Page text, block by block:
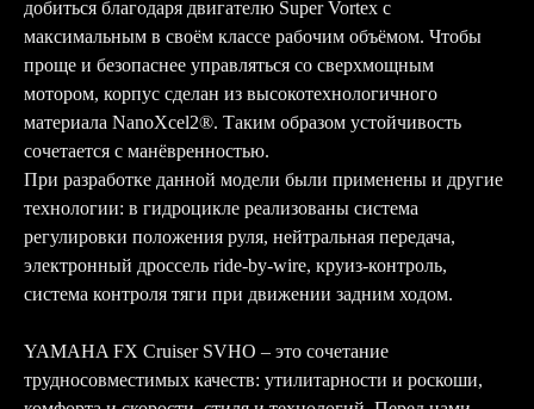
добиться благодаря двигателю Super Vortex c
максимальным в своём классе рабочим объёмом. Чтобы
проще и безопаснее управляться со сверхмощным
мотором, корпус сделан из высокотехнологичного
материала NanoXcel2®. Таким образом устойчивость
сочетается с манёвренностью.
При разработке данной модели были применены и другие
технологии: в гидроцикле реализованы система
регулировки положения руля, нейтральная передача,
электронный дроссель ride-by-wire, круиз-контроль,
система контроля тяги при движении задним ходом.
YAMAHA FX Cruiser SVHO – это сочетание
трудносовместимых качеств: утилитарности и роскоши,